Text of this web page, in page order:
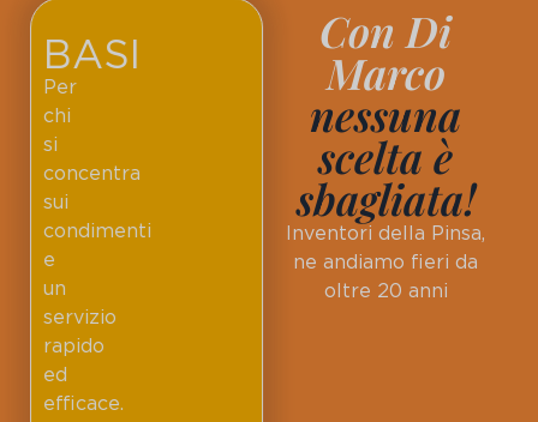
Con Di
Marco
nessuna
scelta è
sbagliata!
Inventori della Pinsa,
ne andiamo fieri da
oltre 20 anni
BASI
Per
chi
si
concentra
sui
condimenti
e
un
servizio
rapido
ed
efficace.